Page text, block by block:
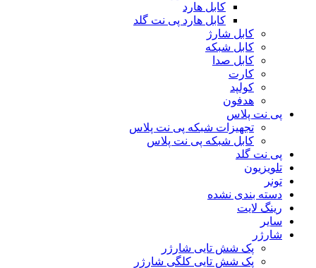
کابل هارد
کابل هارد پی نت گلد
کابل شارژ
کابل شبکه
کابل صدا
کارت
کولپد
هدفون
پی نت پلاس
تجهیزات شبکه پی نت پلاس
کابل شبکه پی نت پلاس
پی نت گلد
تلویزیون
تونر
دسته بندی نشده
رینگ لایت
سایر
شارژر
پک شش تایی شارژر
پک شش تایی کلگی شارژر